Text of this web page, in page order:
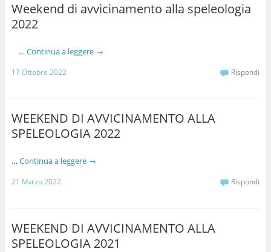
Weekend di avvicinamento alla speleologia
2022
… Continua a leggere →
17 Ottobre 2022 Rispondi
WEEKEND DI AVVICINAMENTO ALLA
SPELEOLOGIA 2022
… Continua a leggere →
21 Marzo 2022 Rispondi
WEEKEND DI AVVICINAMENTO ALLA
SPELEOLOGIA 2021